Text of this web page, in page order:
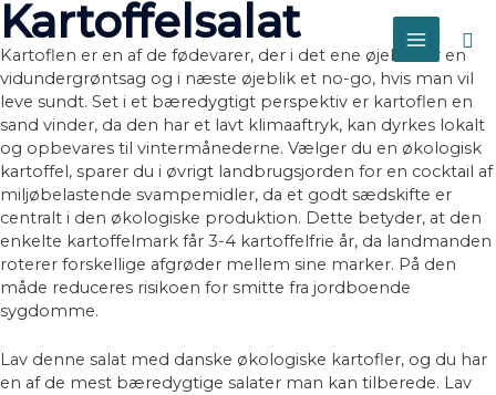
MAIN
MENU
Kartoffelsalat
Kartoflen er en af de fødevarer, der i det ene øjeblik er en
vidundergrøntsag og i næste øjeblik et no-go, hvis man vil
leve sundt. Set i et bæredygtigt perspektiv er kartoflen en
sand vinder, da den har et lavt klimaaftryk, kan dyrkes lokalt
og opbevares til vintermånederne. Vælger du en økologisk
kartoffel, sparer du i øvrigt landbrugsjorden for en cocktail af
miljøbelastende svampemidler, da et godt sædskifte er
centralt i den økologiske produktion. Dette betyder, at den
enkelte kartoffelmark får 3-4 kartoffelfrie år, da landmanden
roterer forskellige afgrøder mellem sine marker. På den
måde reduceres risikoen for smitte fra jordboende
sygdomme.
Lav denne salat med danske økologiske kartofler, og du har
en af de mest bæredygtige salater man kan tilberede. Lav